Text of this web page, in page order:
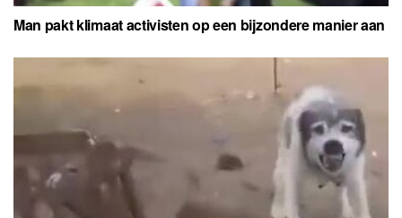
Man pakt klimaat activisten op een bijzondere manier aan